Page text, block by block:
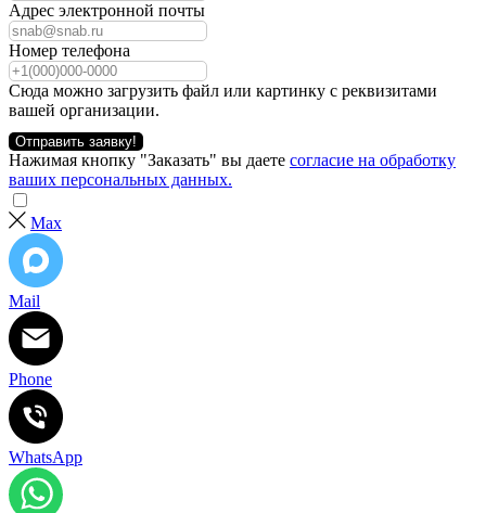
Адрес электронной почты
Номер телефона
Сюда можно загрузить файл или картинку с реквизитами
вашей организации.
Отправить заявку!
Нажимая кнопку "Заказать" вы даете согласие на обработку
ваших персональных данных.
Max
Mail
Phone
WhatsApp